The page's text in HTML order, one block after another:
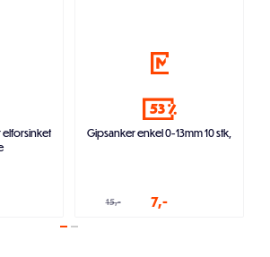
elforsinket
53
Gipsanker enkel 0-13mm 10 stk,
15,- 7,-